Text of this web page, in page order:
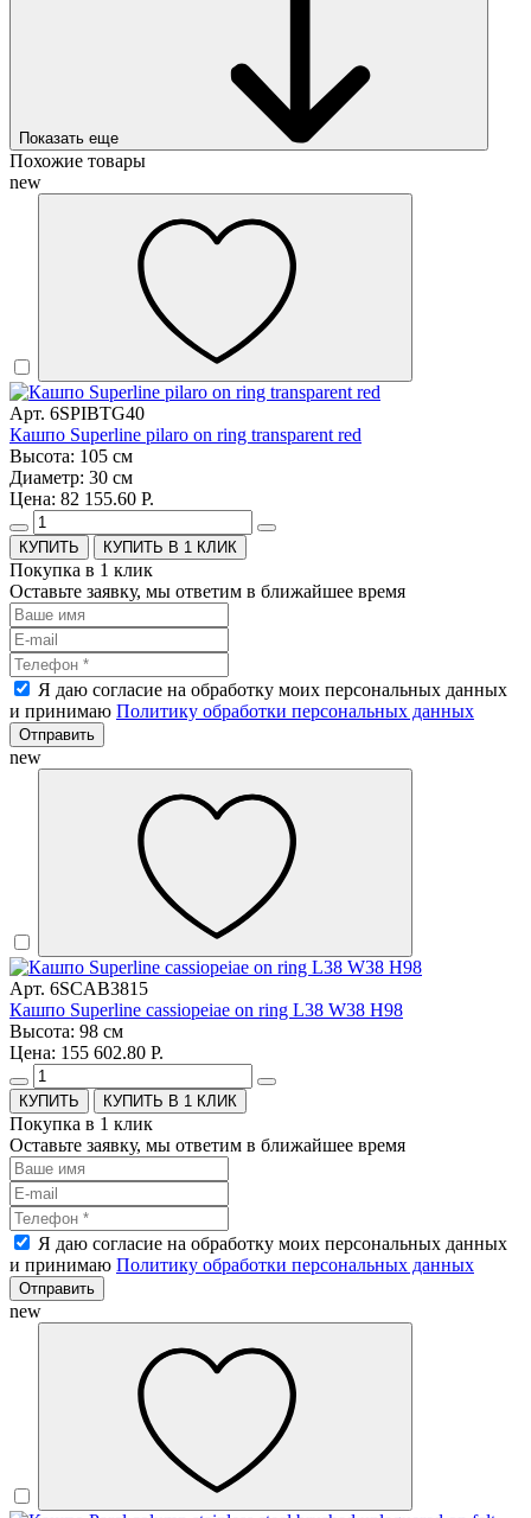
Показать еще
Похожие товары
new
Арт. 6SPIBTG40
Кашпо Superline pilaro on ring transparent red
Высота: 105 см
Диаметр: 30 см
Цена: 82 155.60 Р.
КУПИТЬ В 1 КЛИК
Покупка в 1 клик
Оставьте заявку, мы ответим в ближайшее время
Я даю согласие на обработку моих персональных данных
и принимаю Политику обработки персональных данных
Отправить
new
Арт. 6SCAB3815
Кашпо Superline cassiopeiae on ring L38 W38 H98
Высота: 98 см
Цена: 155 602.80 Р.
КУПИТЬ В 1 КЛИК
Покупка в 1 клик
Оставьте заявку, мы ответим в ближайшее время
Я даю согласие на обработку моих персональных данных
и принимаю Политику обработки персональных данных
Отправить
new